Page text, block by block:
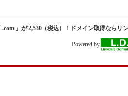
.com 」が\2,530（税込）！ドメイン取得ならリ
Powered by